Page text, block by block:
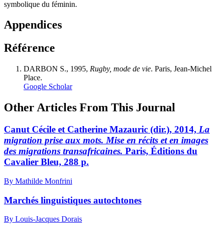
symbolique du féminin.
Appendices
Référence
DARBON S., 1995, Rugby, mode de vie. Paris, Jean-Michel
Place.
Google Scholar
Other Articles From This Journal
Canut Cécile et Catherine Mazauric (dir.), 2014, La
migration prise aux mots. Mise en récits et en images
des migrations transafricaines. Paris, Éditions du
Cavalier Bleu, 288 p.
By Mathilde Monfrini
Marchés linguistiques autochtones
By Louis-Jacques Dorais